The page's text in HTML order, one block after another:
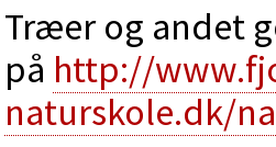
Træer og andet
på http://
naturskole.dk/